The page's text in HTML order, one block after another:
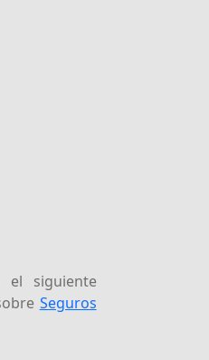
el siguiente
Seguros